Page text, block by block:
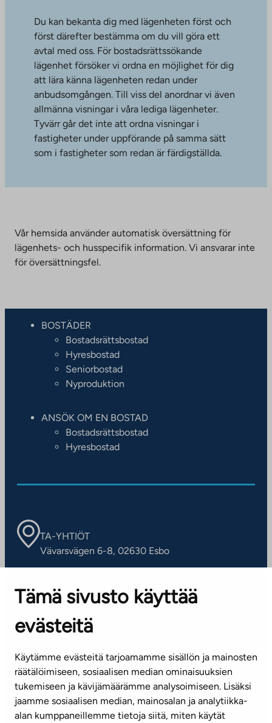
Tämä sivusto käyttää
evästeitä
Käytämme evästeitä tarjoamamme sisällön ja mainosten
räätälöimiseen, sosiaalisen median ominaisuuksien
tukemiseen ja kävijämäärämme analysoimiseen. Lisäksi
jaamme sosiaalisen median, mainosalan ja analytiikka-
alan kumppaneillemme tietoja siitä, miten käytät
Du kan bekanta dig med lägenheten först och
först därefter bestämma om du vill göra ett
avtal med oss. För bostadsrättssökande
lägenhet försöker vi ordna en möjlighet för dig
att lära känna lägenheten redan under
anbudsomgången. Till viss del anordnar vi även
allmänna visningar i våra lediga lägenheter.
Tyvärr går det inte att ordna visningar i
fastigheter under uppförande på samma sätt
som i fastigheter som redan är färdigställda.
Vår hemsida använder automatisk översättning för
lägenhets- och husspecifik information. Vi ansvarar inte
för översättningsfel.
BOSTÄDER
Bostadsrättsbostad
Hyresbostad
Seniorbostad
Nyproduktion
ANSÖK OM EN BOSTAD
Bostadsrättsbostad
Hyresbostad
TA-YHTIÖT
Vävarsvägen 6-8, 02630 Esbo
Kontaktinformation
KUNDSERVICE
(vardagar kl. 8–16)
info@ta.fi